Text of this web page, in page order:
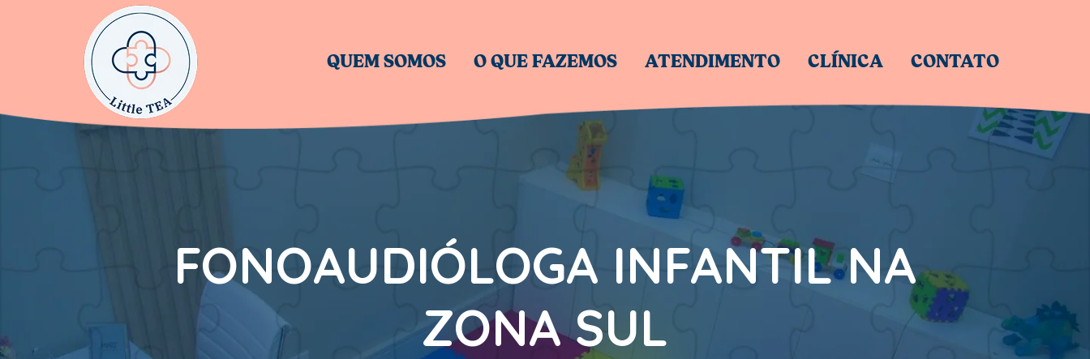
QUEM SOMOS O QUE FAZEMOS ATENDIMENTO CLÍNICA CONTATO
FONOAUDIÓLOGA INFANTIL NA
ZONA SUL